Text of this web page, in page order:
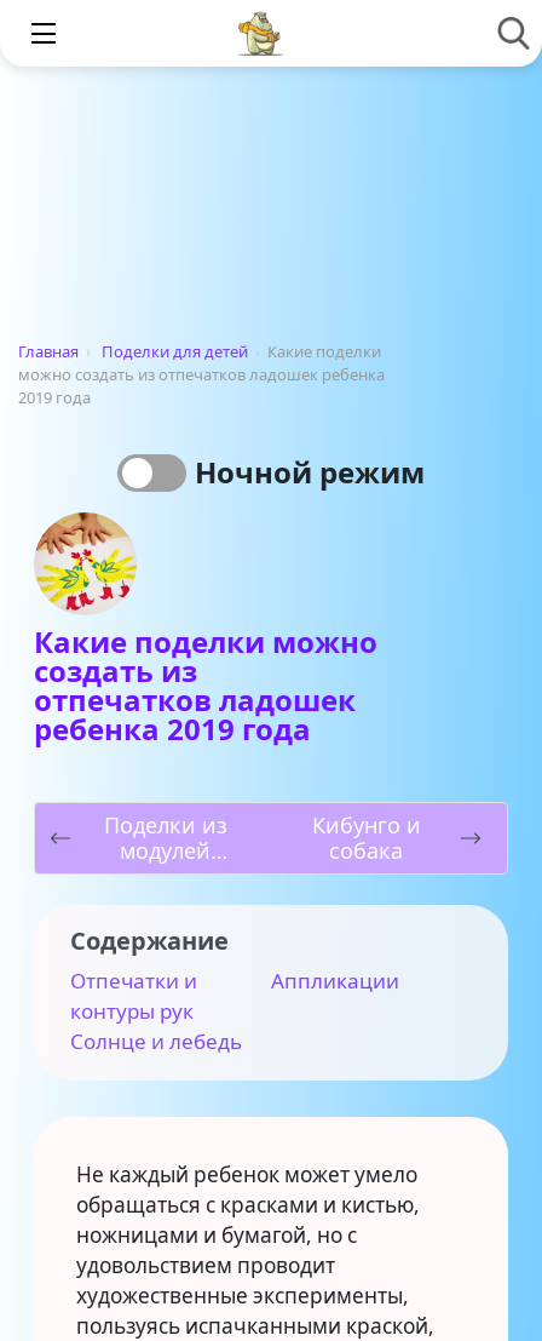
Главная › Поделки для детей › Какие поделки
можно создать из отпечатков ладошек ребенка
2019 года
Ночной режим
Какие поделки можно
создать из
отпечатков ладошек
ребенка 2019 года
Поделки из
модулей
оригами под
2019 год
Кибунго и
собака
Содержание
Отпечатки и
контуры рук
Аппликации
Солнце и лебедь
Не каждый ребенок может умело
обращаться с красками и кистью,
ножницами и бумагой, но с
удовольствием проводит
художественные эксперименты,
пользуясь испачканными краской,